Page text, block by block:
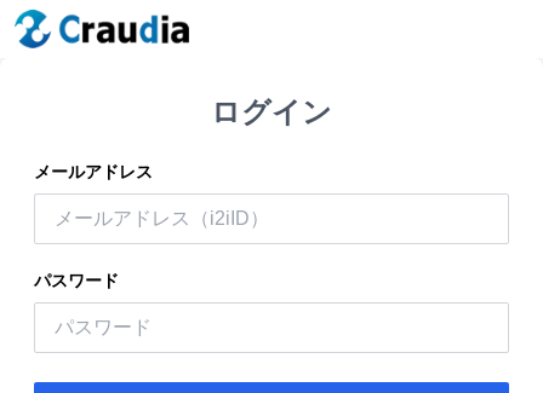
ログイン
メールアドレス
パスワード